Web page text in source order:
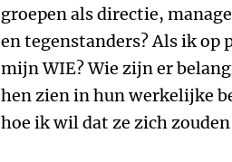
groepen als directie,
en tegenstanders? Als ik
mijn WIE? Wie zijn er
hen zien in hun werkelijke
hoe ik wil dat ze zich